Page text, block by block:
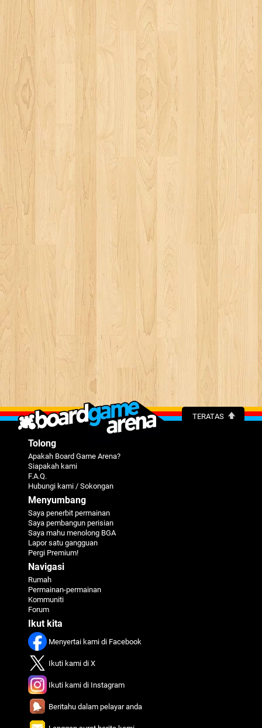
TERATAS
Tolong
Apakah Board Game Arena?
Siapakah kami
F.A.Q.
Hubungi kami / Sokongan
Menyumbang
Saya penerbit permainan
Saya pembangun perisian
Saya mahu menolong BGA
Lapor satu gangguan
Pergi Premium!
Navigasi
Rumah
Permainan-permainan
Kommuniti
Forum
Ikut kita
Menyertai kami di Facebook
Ikuti kami di X
Ikuti kami di Instagram
Beritahu dalam pelayar anda